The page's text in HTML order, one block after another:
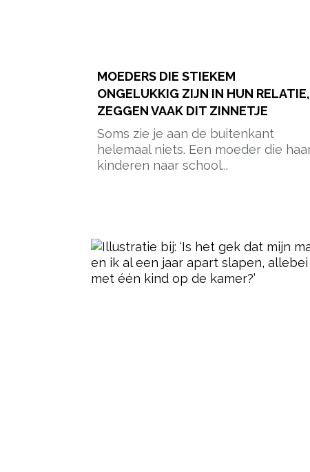
MOEDERS DIE STIEKEM
ONGELUKKIG ZIJN IN HUN RELATIE,
ZEGGEN VAAK DIT ZINNETJE
Soms zie je aan de buitenkant
helemaal niets. Een moeder die
kinderen naar school...